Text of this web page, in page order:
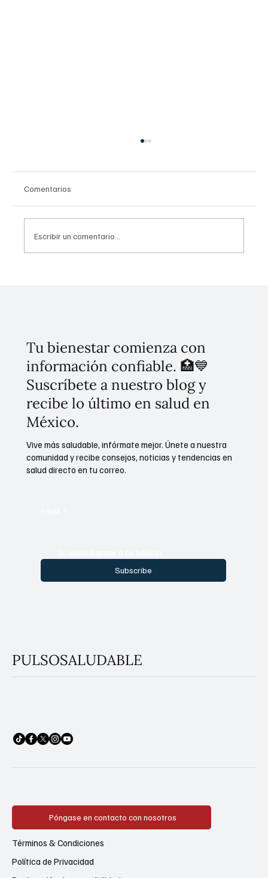
Comentarios
Escribir un comentario...
Tu bienestar comienza con
información confiable. 🏥💙
Suscríbete a nuestro blog y
recibe lo último en salud en
México.
Subscribe
Vive más saludable, infórmate mejor. Únete a nuestra
comunidad y recibe consejos, noticias y tendencias en
salud directo en tu correo.
PULSOSALUDABLE
Póngase en contacto con nosotros
Política de Privacidad
Términos & Condiciones